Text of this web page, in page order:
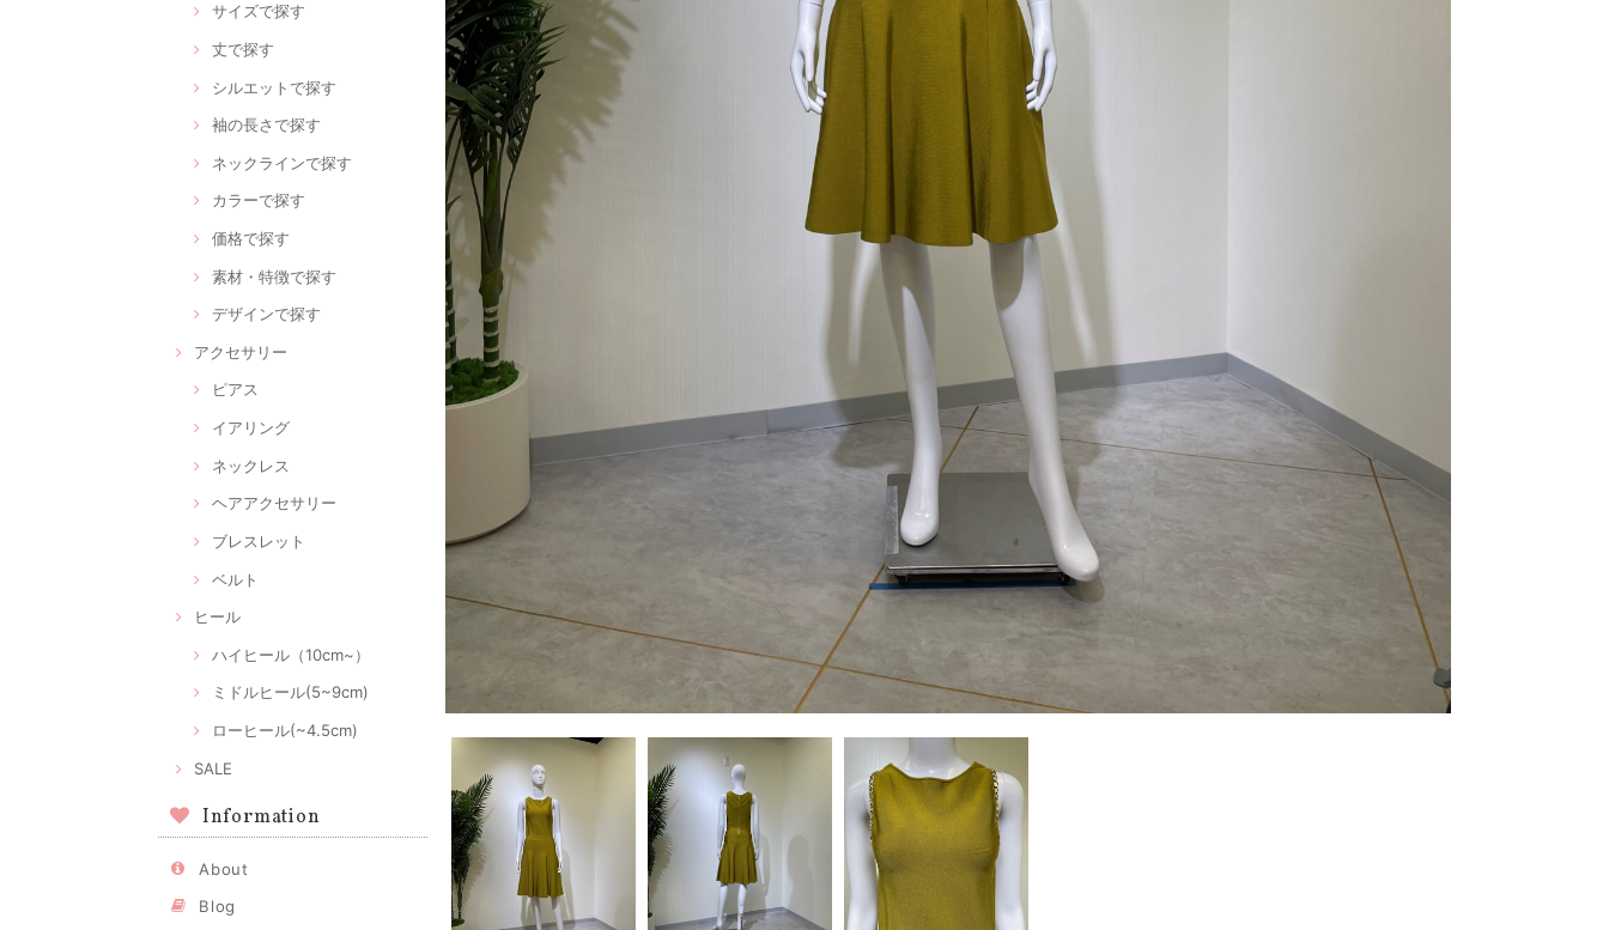
サイズで探す
丈で探す
シルエットで探す
袖の長さで探す
ネックラインで探す
カラーで探す
価格で探す
素材・特徴で探す
デザインで探す
アクセサリー
ピアス
イアリング
ネックレス
ヘアアクセサリー
ブレスレット
ベルト
ヒール
ハイヒール（10cm~）
ミドルヒール(5~9cm)
ローヒール(~4.5cm)
SALE
Information
About
Blog